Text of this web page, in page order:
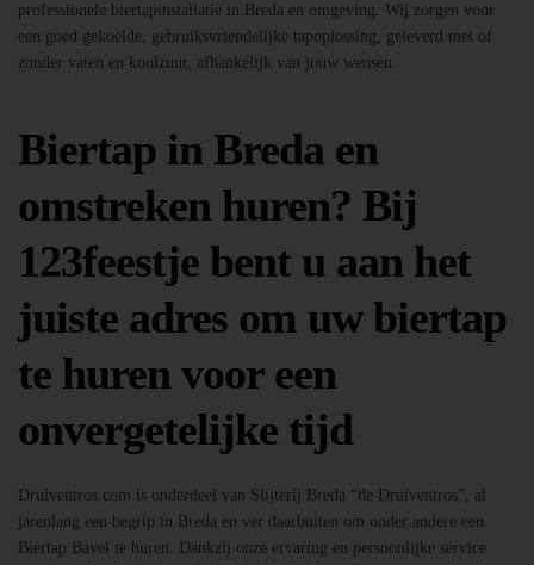
professionele biertapinstallatie in Breda en omgeving. Wij zorgen voor
een goed gekoelde, gebruiksvriendelijke tapoplossing, geleverd met of
zonder vaten en koolzuur, afhankelijk van jouw wensen.
Biertap in Breda en
omstreken huren? Bij
123feestje bent u aan het
juiste adres om uw biertap
te huren voor een
onvergetelijke tijd
Druiventros.com is onderdeel van Slijterij Breda “de Druiventros”, al
jarenlang een begrip in Breda en ver daarbuiten om onder andere een
Biertap Bavel te huren. Dankzij onze ervaring en persoonlijke service